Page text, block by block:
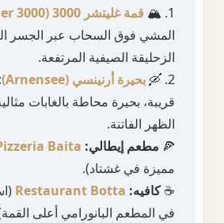
1. 🏔️ قمة غليتشر 3000 (Glacier 3000)
المشي فوق السحاب عبر الجسر
الزحليقة الصيفية المرتفعة.
2. 🛶
بحيرة أرنينسي (Arnensee)
قريبة، بحيرة محاطة بالغابات
الظهر الفاتنة.
🍕 مطعم إيطالي: Baita
مميزة في غشتاد).
☕كافيه: Restaurant Botta
في المطعم البانورامي أعلى